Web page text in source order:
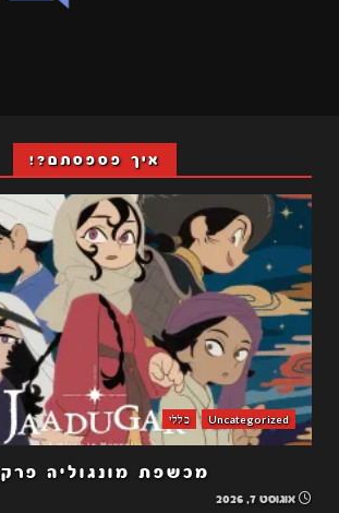
איך פספסתם?!
Uncategorized כללי
מכשפת מונגוליה פרק 6
אוגוסט 7, 2026